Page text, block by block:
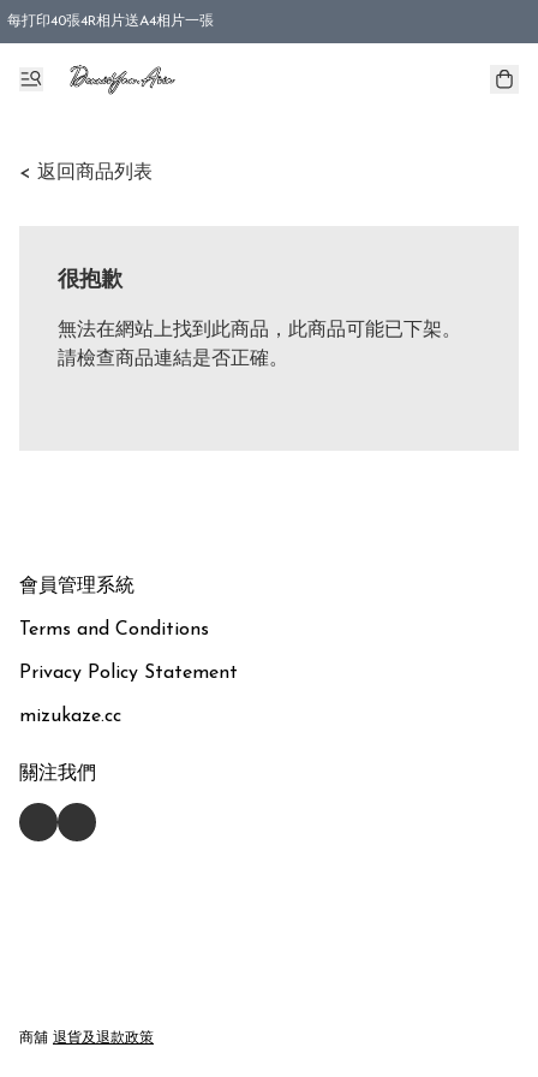
每打印40張4R相片送A4相片一張
< 返回商品列表
很抱歉
無法在網站上找到此商品，此商品可能已下架。
請檢查商品連結是否正確。
會員管理系統
Terms and Conditions
Privacy Policy Statement
mizukaze.cc
關注我們
商舖 退貨及退款政策